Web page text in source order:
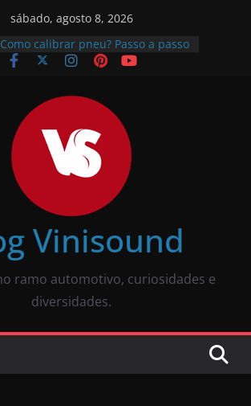
sábado, agosto 8, 2026
O que é pneu remold? É seguro?
Vale a pena?
Como calibrar pneu? Passo a passo
JBL Wave Buds é bom? Uma review
completa
O som automotivo Pioneer é bom?
Review completa
Som para carros com bluetooth e
tela: como escolher?
Vinisound
ramo automotivo, curiosidades e
diversidades.